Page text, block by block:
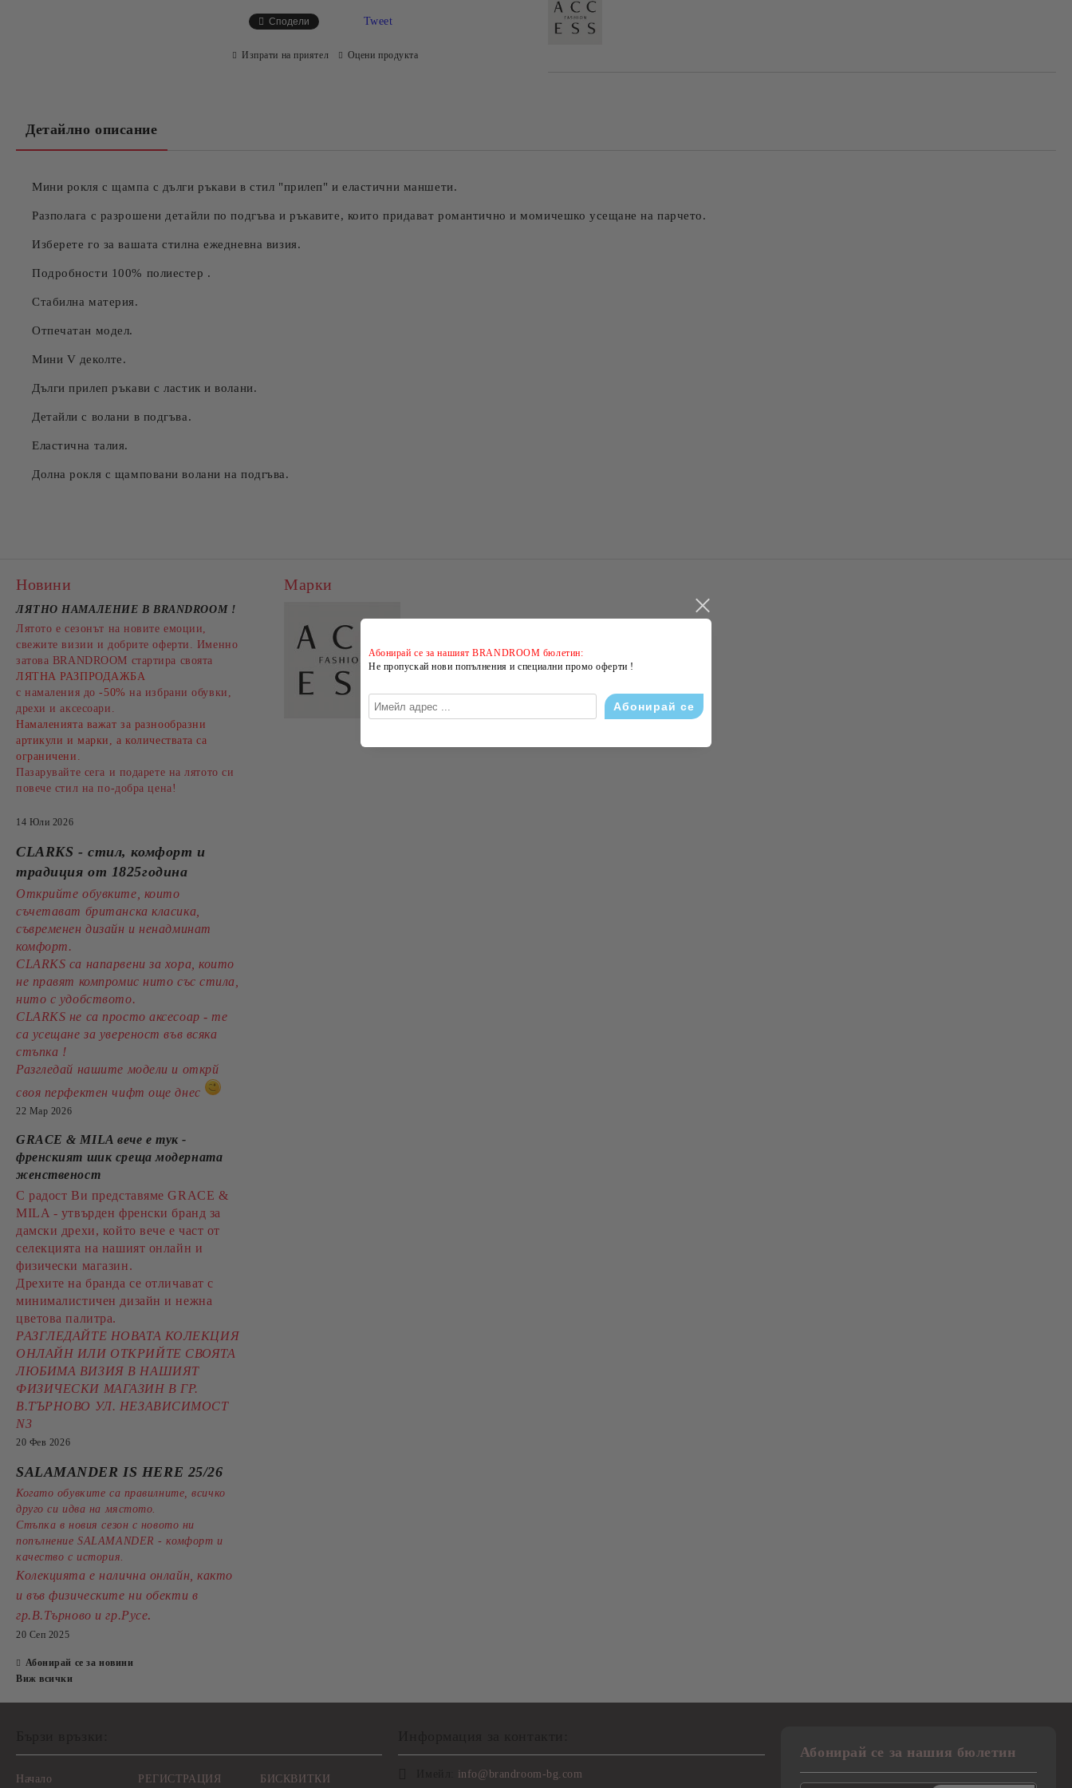
Сподели Tweet
Изпрати на приятел Оцени продукта
Детайлно описание
Мини рокля с щампа с дълги ръкави в стил "прилеп" и еластични маншети.
Разполага с разрошени детайли по подгъва и ръкавите, които придават романтично и момичешко усещане на парчето.
Изберете го за вашата стилна ежедневна визия.
Подробности 100% полиестер .
Стабилна материя.
Отпечатан модел.
Мини V деколте.
Дълги прилеп ръкави с ластик и волани.
Детайли с волани в подгъва.
Еластична талия.
Долна рокля с щамповани волани на подгъва.
Новини
ЛЯТНО НАМАЛЕНИЕ В BRANDROOM !
Лятото е сезонът на новите емоции,
свежите визии и добрите оферти. Именно
затова BRANDROOM стартира своята
ЛЯТНА РАЗПРОДАЖБА
с намаления до -50% на избрани обувки,
дрехи и аксесоари.
Намаленията важат за разнообразни
артикули и марки, а количествата са
ограничени.
Пазарувайте сега и подарете на лятото си
повече стил на по-добра цена!
14 Юли 2026
CLARKS - стил, комфорт и
традиция от 1825година
Открийте обувките, които
съчетават британска класика,
съвременен дизайн и ненадминат
комфорт.
CLARKS са напарвени за хора, които
не правят компромис нито със стила,
нито с удобството.
CLARKS не са просто аксесоар - те
са усещане за увереност във всяка
стъпка !
Разгледай нашите модели и открй
своя перфектен чифт още днес
22 Мар 2026
GRACE & MILA вече е тук -
френският шик среща модерната
женственост
С радост Ви представяме GRACE &
MILA - утвърден френски бранд за
дамски дрехи, който вече е част от
селекцията на нашият онлайн и
физически магазин.
Дрехите на бранда се отличават с
минималистичен дизайн и нежна
цветова палитра.
РАЗГЛЕДАЙТЕ НОВАТА КОЛЕКЦИЯ
ОНЛАЙН ИЛИ ОТКРИЙТЕ СВОЯТА
ЛЮБИМА ВИЗИЯ В НАШИЯТ
ФИЗИЧЕСКИ МАГАЗИН В ГР.
В.ТЪРНОВО УЛ. НЕЗАВИСИМОСТ
N3
20 Фев 2026
SALAMANDER IS HERE 25/26
Когато обувките са правилните, всичко
друго си идва на мястото.
Стъпка в новия сезон с новото ни
попълнение SALAMANDER - комфорт и
качество с история.
Колекцията е налична онлайн, както
и във физическите ни обекти в
гр.В.Търново и гр.Русе.
20 Сеп 2025
Абонирай се за новини
Виж всички
Марки
Начало РЕГИСТРАЦИЯ БИСКВИТКИ info@brandroom-bg.com
Абонирай се за нашия бюлетин
Абонирай се за нашият BRANDROOM бюлетин:
Не пропускай нови попълнения и специални промо оферти !